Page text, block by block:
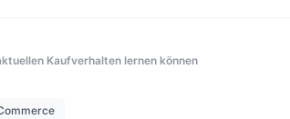
Kaufverhalten lernen können